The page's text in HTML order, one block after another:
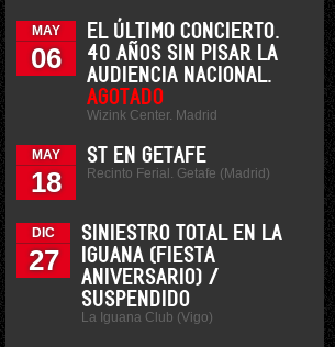
MAY
06
EL ÚLTIMO CONCIERTO.
40 AÑOS SIN PISAR LA
AUDIENCIA NACIONAL.
AGOTADO
Wizink Center. Madrid
MAY
18
ST EN GETAFE
Recinto Ferial. Getafe (Madrid)
DIC
27
SINIESTRO TOTAL EN LA
IGUANA (FIESTA
ANIVERSARIO) /
SUSPENDIDO
La Iguana Club (Vigo)